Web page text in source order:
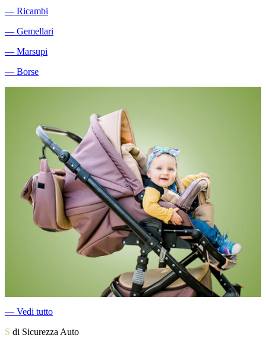
― Ricambi
― Gemellari
― Marsupi
― Borse
― Vedi tutto
S di Sicurezza Auto